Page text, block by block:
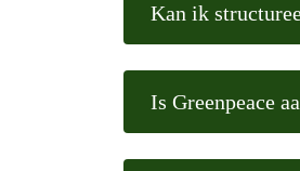
Kan ik
Is Greenpeace